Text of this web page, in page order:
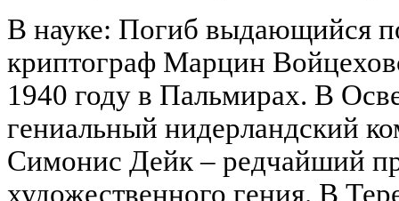
В науке: Погиб выдающийся
криптограф Марцин
1940 году в Пальмирах. В
гениальный нидерландский
Симонис Дейк – редчайший
художественного гения. В